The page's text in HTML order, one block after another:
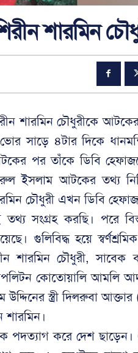
শারমিন
শারমিন চৌধুরীকে
সাড়ে ৪টার দিকে
পর তাঁকে ডিবি
ইসলাম আটকের তথ্য
চৌধুরী এখন ডিবি
সংগ্রহ করছি। পরে
গুলিবিদ্ধ হয়ে
চৌধুরী, সাবেক
কোতোয়ালি আমলি
স্ত্রী দিলরুবা
শারমিন।
পদত্যাগ করে দেশ ছাড়েন।